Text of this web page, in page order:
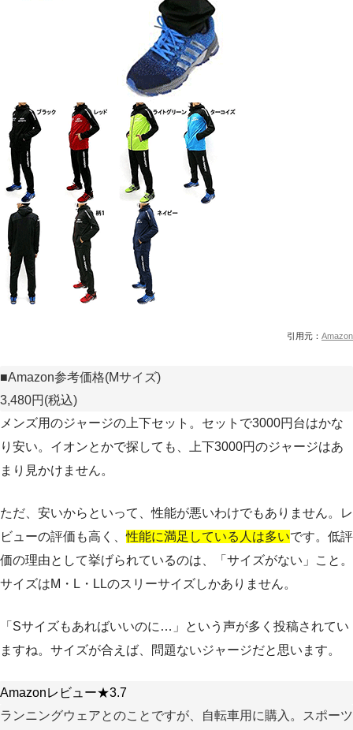
引用元： Amazon
■Amazon参考価格(Mサイズ)
3,480円(税込)
メンズ用のジャージの上下セット。セットで3000円台はかな
り安い。イオンとかで探しても、上下3000円のジャージはあ
まり見かけません。
ただ、安いからといって、性能が悪いわけでもありません。レ
ビューの評価も高く、性能に満足している人は多いです。低評
価の理由として挙げられているのは、「サイズがない」こと。
サイズはM・L・LLのスリーサイズしかありません。
「Sサイズもあればいいのに…」という声が多く投稿されてい
ますね。サイズが合えば、問題ないジャージだと思います。
Amazonレビュー★3.7
ランニングウェアとのことですが、自転車用に購入。スポーツ